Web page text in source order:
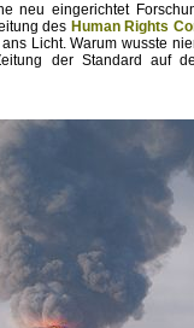
neu eingerichtet
des Human Rights
Licht. Warum wusste
der Standard auf